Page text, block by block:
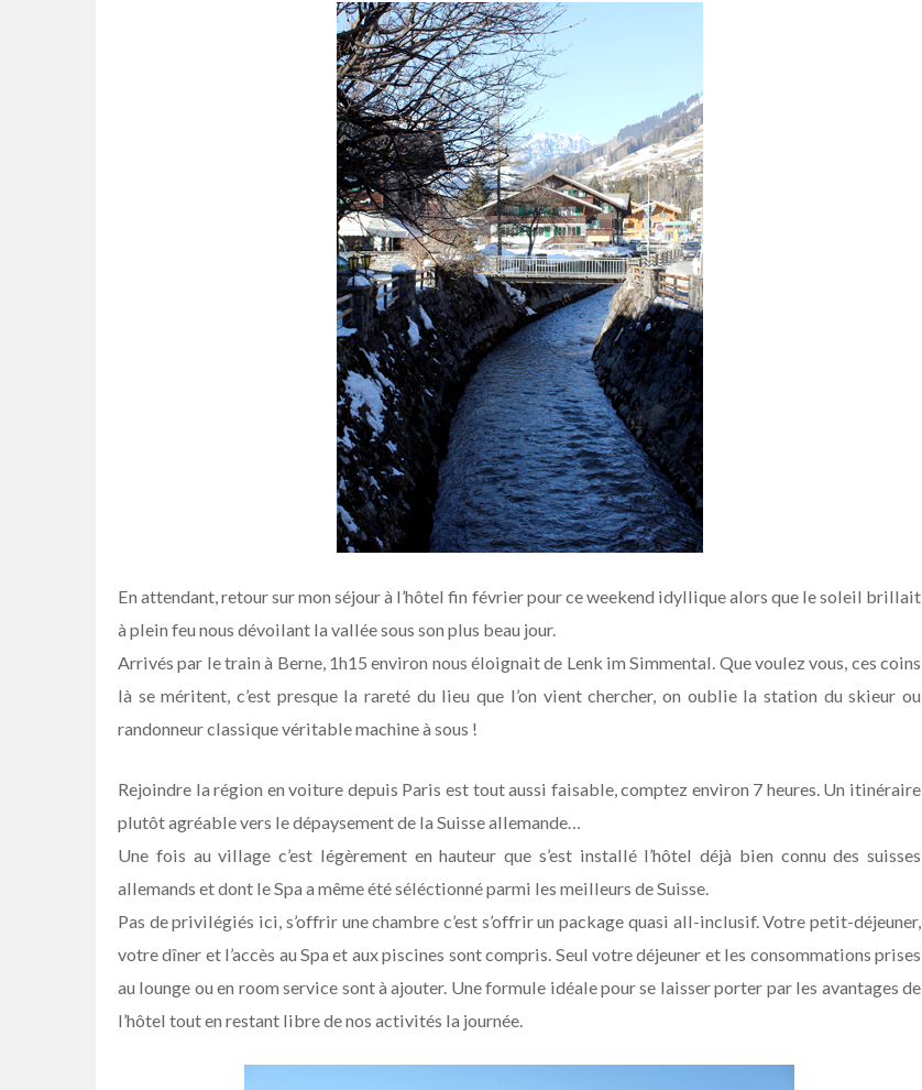
En attendant, retour sur mon séjour à l’hôtel fin février pour ce weekend idyllique alors que le soleil brillait
à plein feu nous dévoilant la vallée sous son plus beau jour.
Arrivés par le train à Berne, 1h15 environ nous éloignait de Lenk im Simmental. Que voulez vous, ces coins
là se méritent, c’est presque la rareté du lieu que l’on vient chercher, on oublie la station du skieur ou
randonneur classique véritable machine à sous !
Rejoindre la région en voiture depuis Paris est tout aussi faisable, comptez environ 7 heures. Un itinéraire
plutôt agréable vers le dépaysement de la Suisse allemande…
Une fois au village c’est légèrement en hauteur que s’est installé l’hôtel déjà bien connu des suisses
allemands et dont le Spa a même été séléctionné parmi les meilleurs de Suisse.
Pas de privilégiés ici, s’offrir une chambre c’est s’offrir un package quasi all-inclusif. Votre petit-déjeuner,
votre dîner et l’accès au Spa et aux piscines sont compris. Seul votre déjeuner et les consommations prises
au lounge ou en room service sont à ajouter. Une formule idéale pour se laisser porter par les avantages de
l’hôtel tout en restant libre de nos activités la journée.